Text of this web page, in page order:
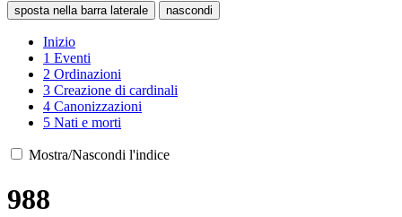
sposta nella barra laterale nascondi
Inizio
1 Eventi
2 Ordinazioni
3 Creazione di cardinali
4 Canonizzazioni
5 Nati e morti
Mostra/Nascondi l'indice
988